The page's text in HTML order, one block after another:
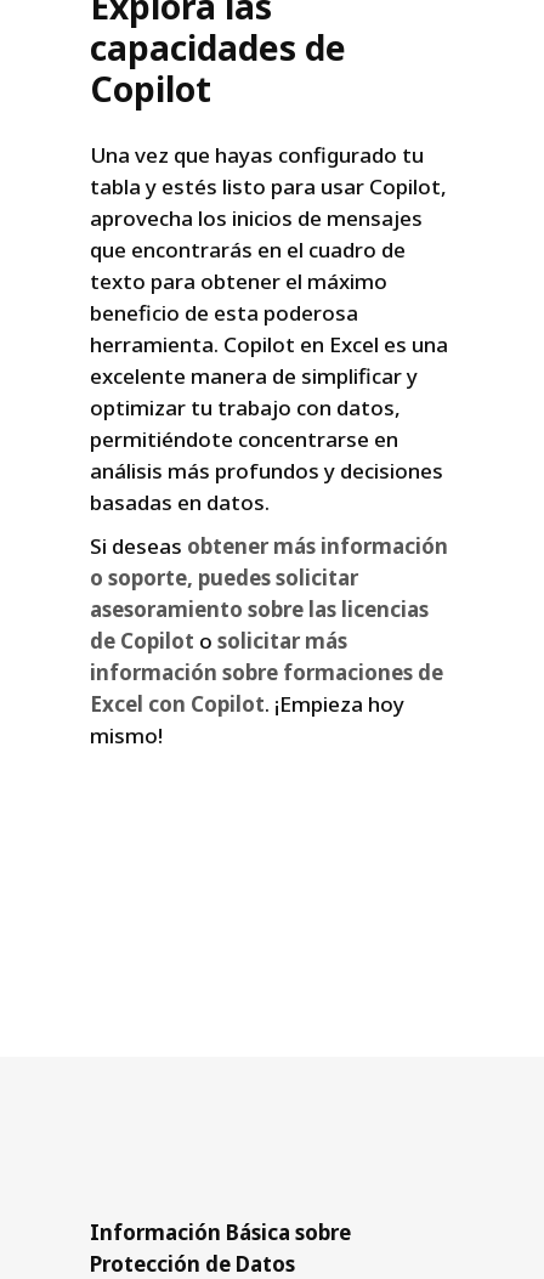
capacidades de
Copilot
Una vez que hayas configurado tu
tabla y estés listo para usar Copilot,
aprovecha los inicios de mensajes
que encontrarás en el cuadro de
texto para obtener el máximo
beneficio de esta poderosa
herramienta. Copilot en Excel es una
excelente manera de simplificar y
optimizar tu trabajo con datos,
permitiéndote concentrarse en
análisis más profundos y decisiones
basadas en datos.
Si deseas obtener más información
o soporte, puedes solicitar
asesoramiento sobre las licencias
de Copilot o solicitar más
información sobre formaciones de
Excel con Copilot. ¡Empieza hoy
mismo!
Información Básica sobre
Protección de Datos